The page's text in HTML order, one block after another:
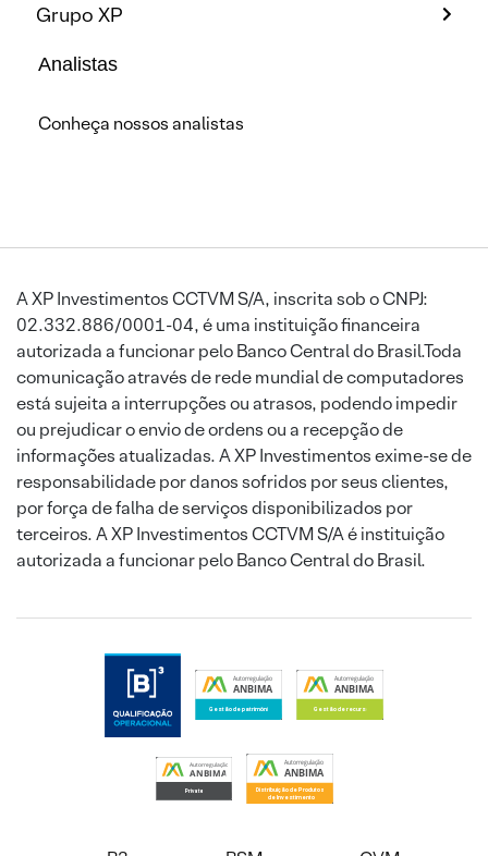
Grupo XP
Analistas
Conheça nossos analistas
A XP Investimentos CCTVM S/A, inscrita sob o CNPJ:
02.332.886/0001-04, é uma instituição financeira
autorizada a funcionar pelo Banco Central do Brasil.Toda
comunicação através de rede mundial de computadores
está sujeita a interrupções ou atrasos, podendo impedir
ou prejudicar o envio de ordens ou a recepção de
informações atualizadas. A XP Investimentos exime-se de
responsabilidade por danos sofridos por seus clientes,
por força de falha de serviços disponibilizados por
terceiros. A XP Investimentos CCTVM S/A é instituição
autorizada a funcionar pelo Banco Central do Brasil.